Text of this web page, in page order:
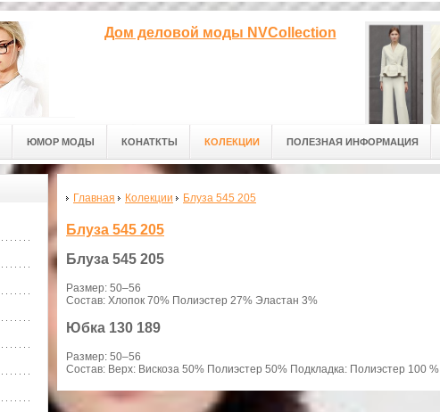
Дом деловой моды NVCollection
ЮМОР МОДЫ КОНАТКТЫ КОЛЕКЦИИ ПОЛЕЗНАЯ ИНФОРМАЦИЯ
Главная Колекции Блуза 545 205
Блуза 545 205
Блуза 545 205
Размер: 50–56
Состав: Хлопок 70% Полиэстер 27% Эластан 3%
Юбка 130 189
Размер: 50–56
Состав: Верх: Вискоза 50% Полиэстер 50% Подкладка: Полиэстер 100 %